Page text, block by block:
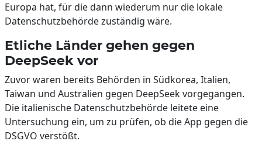
Europa hat, für die dann wiederum nur die lokale
Datenschutzbehörde zuständig wäre.
Etliche Länder gehen gegen
DeepSeek vor
Zuvor waren bereits Behörden in Südkorea, Italien,
Taiwan und Australien gegen DeepSeek vorgegangen.
Die italienische Datenschutzbehörde leitete eine
Untersuchung ein, um zu prüfen, ob die App gegen die
DSGVO verstößt.